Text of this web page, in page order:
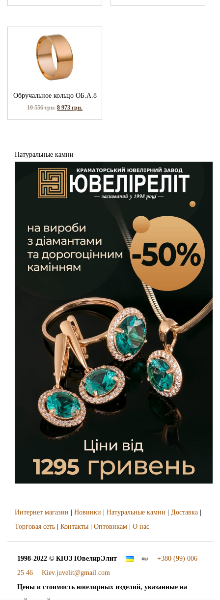
Обручальное кольцо ОБ.А.8
10 556грн. 8 973грн.
Натуральные камни
Интернет магазин Новинки Натуральные камни Доставка
Торговая сеть
Контакты Оптовикам О нас
1998-2022 © КЮЗ ЮвелирЭлит
+380 (99) 006
25 46
Kiev.juvelit@gmail.com
Цены и стоимость ювелирных изделий, указанные на